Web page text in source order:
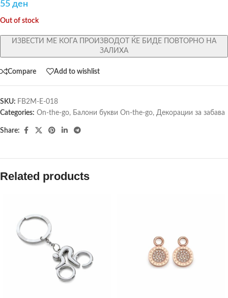
55 ден
Out of stock
ИЗВЕСТИ МЕ КОГА ПРОИЗВОДОТ ЌЕ БИДЕ ПОВТОРНО НА
ЗАЛИХА
Compare Add to wishlist
SKU: FB2M-E-018
Categories: On-the-go, Балони букви On-the-go, Декорации за забава
Share:
Related products